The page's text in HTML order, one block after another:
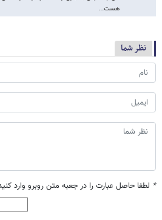
هست...
نظر شما
* لطفا حاصل عبارت را در جعبه متن روبرو وارد